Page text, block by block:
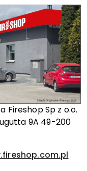
Fireshop Sp z o.o.
9A 49-200